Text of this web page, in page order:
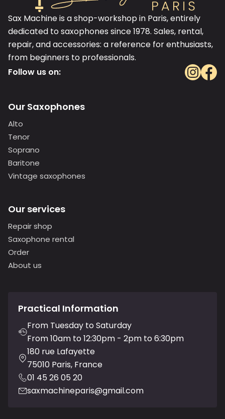
Sax Machine is a shop-workshop in Paris, entirely
dedicated to saxophones since 1978. Sales, rental,
repair, and accessories: a reference for enthusiasts,
from beginners to professionals.
Follow us on:
Our Saxophones
Alto
Tenor
Soprano
Baritone
Vintage saxophones
Our services
Repair shop
Saxophone rental
Order
About us
Practical Information
From Tuesday to Saturday
From 10am to 12:30pm - 2pm to 6:30pm
180 rue Lafayette
75010 Paris, France
01 45 26 05 20
saxmachineparis@gmail.com